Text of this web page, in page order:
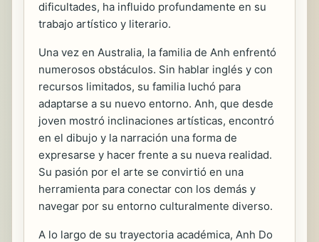
dificultades, ha influido profundamente en su
trabajo artístico y literario.
Una vez en Australia, la familia de Anh enfrentó
numerosos obstáculos. Sin hablar inglés y con
recursos limitados, su familia luchó para
adaptarse a su nuevo entorno. Anh, que desde
joven mostró inclinaciones artísticas, encontró
en el dibujo y la narración una forma de
expresarse y hacer frente a su nueva realidad.
Su pasión por el arte se convirtió en una
herramienta para conectar con los demás y
navegar por su entorno culturalmente diverso.
A lo largo de su trayectoria académica, Anh Do